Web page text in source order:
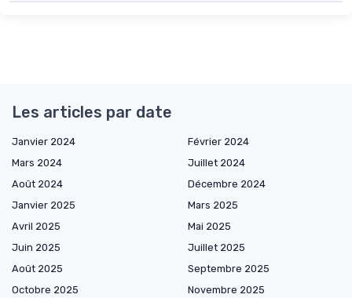
Les articles par date
Janvier 2024
Février 2024
Mars 2024
Juillet 2024
Août 2024
Décembre 2024
Janvier 2025
Mars 2025
Avril 2025
Mai 2025
Juin 2025
Juillet 2025
Août 2025
Septembre 2025
Octobre 2025
Novembre 2025